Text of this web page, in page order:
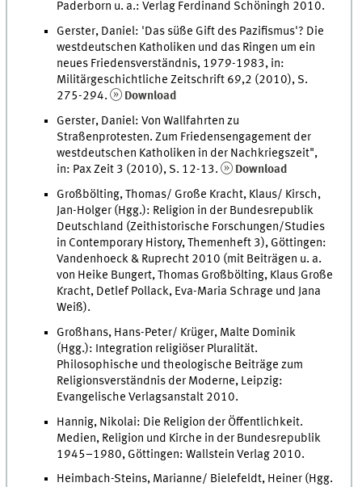
Paderborn u. a.: Verlag Ferdinand Schöningh 2010.
Gerster, Daniel: 'Das süße Gift des Pazifismus'? Die
westdeutschen Katholiken und das Ringen um ein
neues Friedensverständnis, 1979-1983, in:
Militärgeschichtliche Zeitschrift 69,2 (2010), S.
275-294.
Download
Gerster, Daniel: Von Wallfahrten zu
Straßenprotesten. Zum Friedensengagement der
westdeutschen Katholiken in der Nachkriegszeit",
in: Pax Zeit 3 (2010), S. 12-13.
Download
Großbölting, Thomas/ Große Kracht, Klaus/ Kirsch,
Jan-Holger (Hgg.): Religion in der Bundesrepublik
Deutschland (Zeithistorische Forschungen/Studies
in Contemporary History, Themenheft 3), Göttingen:
Vandenhoeck & Ruprecht 2010 (mit Beiträgen u. a.
von Heike Bungert, Thomas Großbölting, Klaus Große
Kracht, Detlef Pollack, Eva-Maria Schrage und Jana
Weiß).
Großhans, Hans-Peter/ Krüger, Malte Dominik
(Hgg.): Integration religiöser Pluralität.
Philosophische und theologische Beiträge zum
Religionsverständnis der Moderne, Leipzig:
Evangelische Verlagsanstalt 2010.
Hannig, Nikolai: Die Religion der Öffentlichkeit.
Medien, Religion und Kirche in der Bundesrepublik
1945–1980, Göttingen: Wallstein Verlag 2010.
Heimbach-Steins, Marianne/ Bielefeldt, Heiner (Hgg.